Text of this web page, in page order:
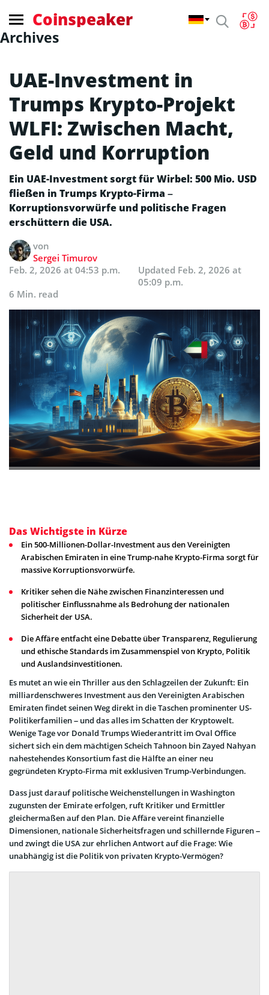
Coinspeaker
Archives
UAE-Investment in
Trumps Krypto-Projekt
WLFI: Zwischen Macht,
Geld und Korruption
Ein UAE-Investment sorgt für Wirbel: 500 Mio. USD
fließen in Trumps Krypto-Firma –
Korruptionsvorwürfe und politische Fragen
erschüttern die USA.
von
Sergei Timurov
Feb. 2, 2026 at 04:53 p.m.
Updated Feb. 2, 2026 at
05:09 p.m.
6 Min. read
Das Wichtigste in Kürze
Ein 500-Millionen-Dollar-Investment aus den Vereinigten
Arabischen Emiraten in eine Trump-nahe Krypto-Firma sorgt für
massive Korruptionsvorwürfe.
Kritiker sehen die Nähe zwischen Finanzinteressen und
politischer Einflussnahme als Bedrohung der nationalen
Sicherheit der USA.
Die Affäre entfacht eine Debatte über Transparenz, Regulierung
und ethische Standards im Zusammenspiel von Krypto, Politik
und Auslandsinvestitionen.
Es mutet an wie ein Thriller aus den Schlagzeilen der Zukunft: Ein
milliardenschweres Investment aus den Vereinigten Arabischen
Emiraten findet seinen Weg direkt in die Taschen prominenter US-
Politikerfamilien – und das alles im Schatten der Kryptowelt.
Wenige Tage vor Donald Trumps Wiederantritt im Oval Office
sichert sich ein dem mächtigen Scheich Tahnoon bin Zayed Nahyan
nahestehendes Konsortium fast die Hälfte an einer neu
gegründeten Krypto-Firma mit exklusiven Trump-Verbindungen.
Dass just darauf politische Weichenstellungen in Washington
zugunsten der Emirate erfolgen, ruft Kritiker und Ermittler
gleichermaßen auf den Plan. Die Affäre vereint finanzielle
Dimensionen, nationale Sicherheitsfragen und schillernde Figuren –
und zwingt die USA zur ehrlichen Antwort auf die Frage: Wie
unabhängig ist die Politik von privaten Krypto-Vermögen?